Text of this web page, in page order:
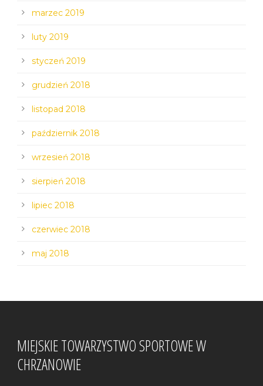
marzec 2019
luty 2019
styczeń 2019
grudzień 2018
listopad 2018
październik 2018
wrzesień 2018
sierpień 2018
lipiec 2018
czerwiec 2018
maj 2018
MIEJSKIE TOWARZYSTWO SPORTOWE W
CHRZANOWIE